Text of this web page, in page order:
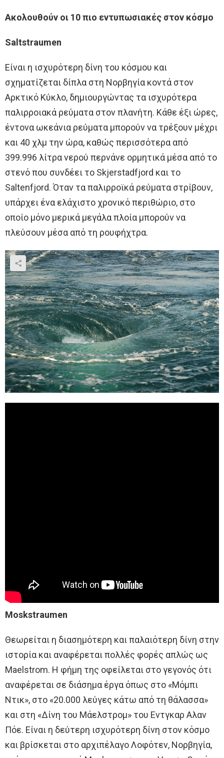
Ακολουθούν οι 10 πιο εντυπωσιακές στον κόσμο
Saltstraumen
Είναι η ισχυρότερη δίνη του κόσμου και
σχηματίζεται δίπλα στη Νορβηγία κοντά στον
Αρκτικό Κύκλο, δημιουργώντας τα ισχυρότερα
παλιρροιακά ρεύματα στον πλανήτη. Κάθε έξι ώρες,
έντονα ωκεάνια ρεύματα μπορούν να τρέξουν μέχρι
και 40 χλμ την ώρα, καθώς περισσότερα από
399.996 λίτρα νερού περνάνε ορμητικά μέσα από το
στενό που συνδέει το Skjerstadfjord και το
Saltenfjord. Όταν τα παλιρροϊκά ρεύματα στρίβουν,
υπάρχει ένα ελάχιστο χρονικό περιθώριο, στο
οποίο μόνο μερικά μεγάλα πλοία μπορούν να
πλεύσουν μέσα από τη ρουφήχτρα.
Moskstraumen
Θεωρείται η διασημότερη και παλαιότερη δίνη στην
ιστορία και αναφέρεται πολλές φορές απλώς ως
Maelstrom. Η φήμη της οφείλεται στο γεγονός ότι
αναφέρεται σε διάσημα έργα όπως στο «Μόμπι
Ντικ», στο «20.000 λεύγες κάτω από τη θάλασσα»
και στη «Δίνη του Μάελστρομ» του Εντγκαρ Αλαν
Πόε. Είναι η δεύτερη ισχυρότερη δίνη στον κόσμο
και βρίσκεται στο αρχιπέλαγο Λοφότεν, Νορβηγία,